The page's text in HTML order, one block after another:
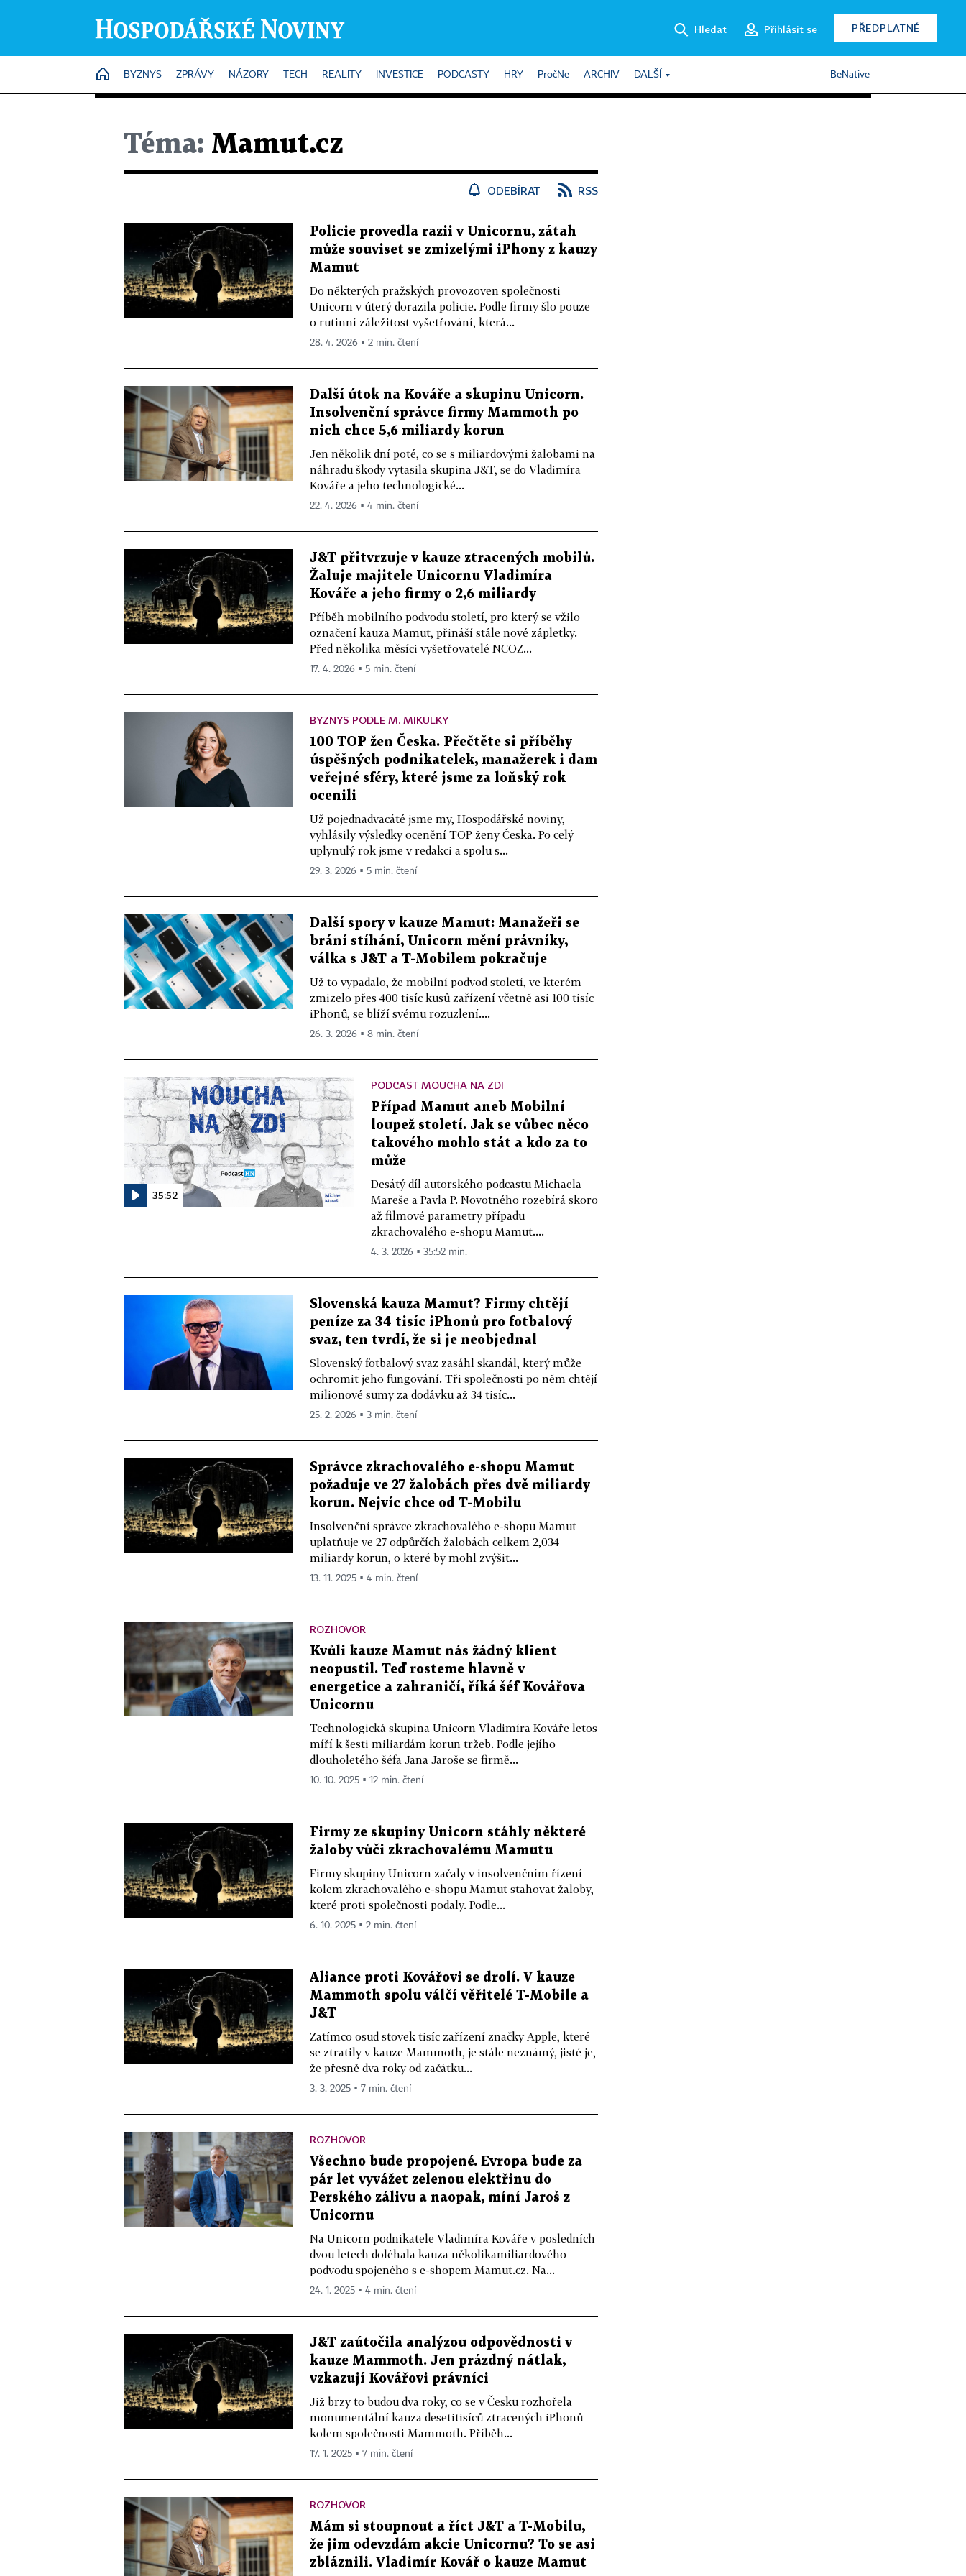
Hledat Přihlásit se PŘEDPLATNÉ
HOME
BYZNYS ZPRÁVY NÁZORY TECH REALITY INVESTICE PODCASTY HRY PročNe ARCHIV DALŠÍ BeNative
Téma: Mamut.cz
ODEBÍRAT RSS
Policie provedla razii v Unicornu, zátah
může souviset se zmizelými iPhony z kauzy
Mamut
Do některých pražských provozoven společnosti
Unicorn v úterý dorazila policie. Podle firmy šlo pouze
o rutinní záležitost vyšetřování, která...
28. 4. 2026 ▪ 2 min. čtení
Další útok na Kováře a skupinu Unicorn.
Insolvenční správce firmy Mammoth po
nich chce 5,6 miliardy korun
Jen několik dní poté, co se s miliardovými žalobami na
náhradu škody vytasila skupina J&T, se do Vladimíra
Kováře a jeho technologické...
22. 4. 2026 ▪ 4 min. čtení
J&T přitvrzuje v kauze ztracených mobilů.
Žaluje majitele Unicornu Vladimíra
Kováře a jeho firmy o 2,6 miliardy
Příběh mobilního podvodu století, pro který se vžilo
označení kauza Mamut, přináší stále nové zápletky.
Před několika měsíci vyšetřovatelé NCOZ...
17. 4. 2026 ▪ 5 min. čtení
BYZNYS PODLE M. MIKULKY
100 TOP žen Česka. Přečtěte si příběhy
úspěšných podnikatelek, manažerek i dam
veřejné sféry, které jsme za loňský rok
ocenili
Už pojednadvacáté jsme my, Hospodářské noviny,
vyhlásily výsledky ocenění TOP ženy Česka. Po celý
uplynulý rok jsme v redakci a spolu s...
29. 3. 2026 ▪ 5 min. čtení
Další spory v kauze Mamut: Manažeři se
brání stíhání, Unicorn mění právníky,
válka s J&T a T-Mobilem pokračuje
Už to vypadalo, že mobilní podvod století, ve kterém
zmizelo přes 400 tisíc kusů zařízení včetně asi 100 tisíc
iPhonů, se blíží svému rozuzlení....
26. 3. 2026 ▪ 8 min. čtení
35:52
PODCAST MOUCHA NA ZDI
Případ Mamut aneb Mobilní
loupež století. Jak se vůbec něco
takového mohlo stát a kdo za to
může
Desátý díl autorského podcastu Michaela
Mareše a Pavla P. Novotného rozebírá skoro
až filmové parametry případu
zkrachovalého e-shopu Mamut....
4. 3. 2026 ▪ 35:52 min.
Slovenská kauza Mamut? Firmy chtějí
peníze za 34 tisíc iPhonů pro fotbalový
svaz, ten tvrdí, že si je neobjednal
Slovenský fotbalový svaz zasáhl skandál, který může
ochromit jeho fungování. Tři společnosti po něm chtějí
milionové sumy za dodávku až 34 tisíc...
25. 2. 2026 ▪ 3 min. čtení
Správce zkrachovalého e-shopu Mamut
požaduje ve 27 žalobách přes dvě miliardy
korun. Nejvíc chce od T-Mobilu
Insolvenční správce zkrachovalého e-shopu Mamut
uplatňuje ve 27 odpůrčích žalobách celkem 2,034
miliardy korun, o které by mohl zvýšit...
13. 11. 2025 ▪ 4 min. čtení
ROZHOVOR
Kvůli kauze Mamut nás žádný klient
neopustil. Teď rosteme hlavně v
energetice a zahraničí, říká šéf Kovářova
Unicornu
Technologická skupina Unicorn Vladimíra Kováře letos
míří k šesti miliardám korun tržeb. Podle jejího
dlouholetého šéfa Jana Jaroše se firmě...
10. 10. 2025 ▪ 12 min. čtení
Firmy ze skupiny Unicorn stáhly některé
žaloby vůči zkrachovalému Mamutu
Firmy skupiny Unicorn začaly v insolvenčním řízení
kolem zkrachovalého e-shopu Mamut stahovat žaloby,
které proti společnosti podaly. Podle...
6. 10. 2025 ▪ 2 min. čtení
Aliance proti Kovářovi se drolí. V kauze
Mammoth spolu válčí věřitelé T-Mobile a
J&T
Zatímco osud stovek tisíc zařízení značky Apple, které
se ztratily v kauze Mammoth, je stále neznámý, jisté je,
že přesně dva roky od začátku...
3. 3. 2025 ▪ 7 min. čtení
ROZHOVOR
Všechno bude propojené. Evropa bude za
pár let vyvážet zelenou elektřinu do
Perského zálivu a naopak, míní Jaroš z
Unicornu
Na Unicorn podnikatele Vladimíra Kováře v posledních
dvou letech doléhala kauza několikamiliardového
podvodu spojeného s e-shopem Mamut.cz. Na...
24. 1. 2025 ▪ 4 min. čtení
J&T zaútočila analýzou odpovědnosti v
kauze Mammoth. Jen prázdný nátlak,
vzkazují Kovářovi právníci
Již brzy to budou dva roky, co se v Česku rozhořela
monumentální kauza desetitisíců ztracených iPhonů
kolem společnosti Mammoth. Příběh...
17. 1. 2025 ▪ 7 min. čtení
ROZHOVOR
Mám si stoupnout a říct J&T a T-Mobilu,
že jim odevzdám akcie Unicornu? To se asi
zbláznili. Vladimír Kovář o kauze Mamut